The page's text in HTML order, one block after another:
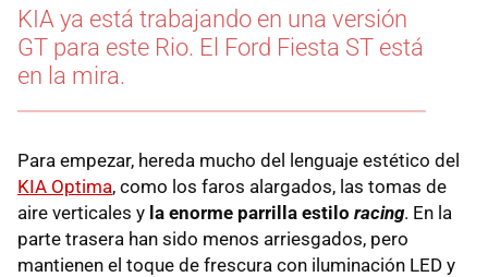
KIA ya está trabajando en una versión
GT para este Rio. El Ford Fiesta ST está
en la mira.
Para empezar, hereda mucho del lenguaje estético del
KIA Optima, como los faros alargados, las tomas de
aire verticales y la enorme parrilla estilo racing. En la
parte trasera han sido menos arriesgados, pero
mantienen el toque de frescura con iluminación LED y